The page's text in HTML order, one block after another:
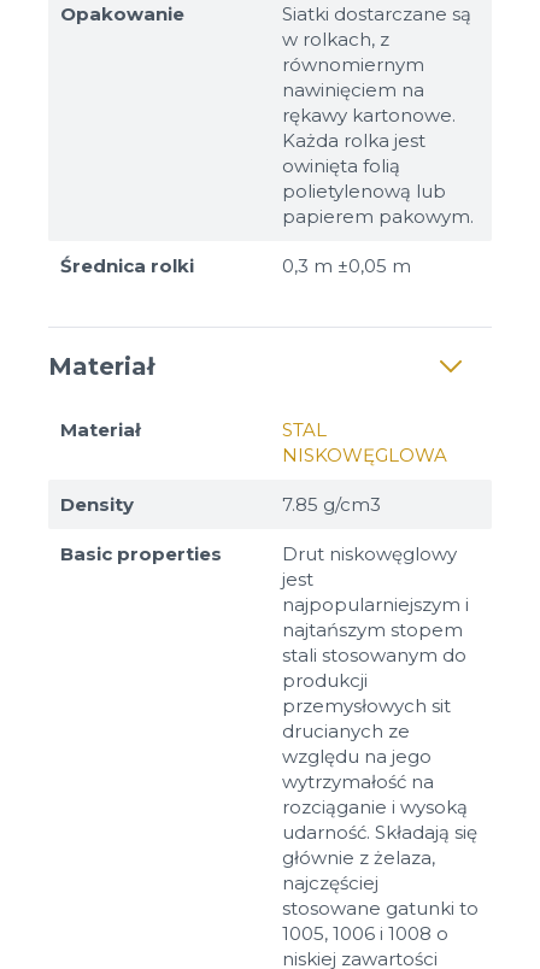
Opakowanie
Siatki dostarczane są
w rolkach, z
równomiernym
nawinięciem na
rękawy kartonowe.
Każda rolka jest
owinięta folią
polietylenową lub
papierem pakowym.
Średnica rolki 0,3 m ±0,05 m
Materiał
Materiał
STAL
NISKOWĘGLOWA
Density 7.85 g/cm3
Basic properties
Drut niskowęglowy
jest
najpopularniejszym i
najtańszym stopem
stali stosowanym do
produkcji
przemysłowych sit
drucianych ze
względu na jego
wytrzymałość na
rozciąganie i wysoką
udarność. Składają się
głównie z żelaza,
najczęściej
stosowane gatunki to
1005, 1006 i 1008 o
niskiej zawartości